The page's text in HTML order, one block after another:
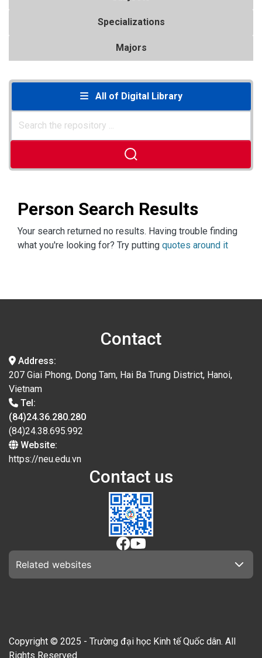
Specializations
Majors
All of Digital Library
Person Search Results
Your search returned no results. Having trouble finding
what you're looking for? Try putting quotes around it
Contact
Address:
207 Giai Phong, Dong Tam, Hai Ba Trung District, Hanoi,
Vietnam
Tel:
(84)24.36.280.280
(84)24.38.695.992
Website:
https://neu.edu.vn
Contact us
Related websites
Copyright © 2025 - Trường đại học Kinh tế Quốc dân. All
Rights Reserved